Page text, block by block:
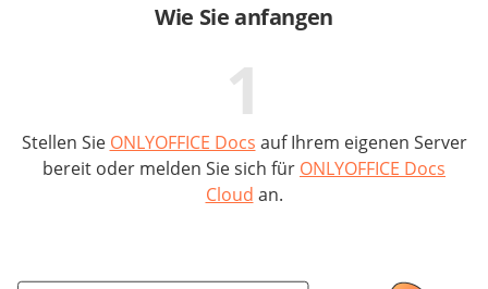
Wie Sie anfangen
1
Stellen Sie ONLYOFFICE Docs auf Ihrem eigenen Server
bereit oder melden Sie sich für ONLYOFFICE Docs
Cloud an.